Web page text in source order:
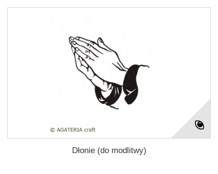
Dłonie (do modlitwy)